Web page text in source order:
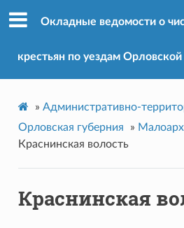
Окладные ведомости о
крестьян по уездам
» Административно-
Орловская губерния
»
Краснинская волость
Краснинская